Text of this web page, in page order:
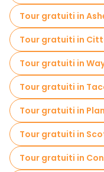
Tour gratuiti in
Tour gratuiti in
Tour gratuiti in
Tour gratuiti in
Tour gratuiti in
Tour gratuiti in
Tour gratuiti in